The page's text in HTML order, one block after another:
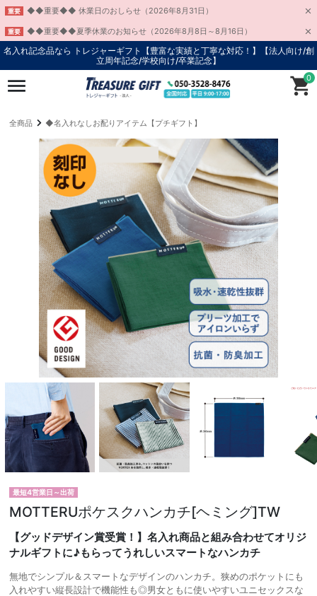
重要 ◆◆重要◆◆ 休業日のおしらせ（2026年8月31日）
重要
◆◆重要◆◆夏季休業のお知らせ（2026年8月8日～8月16日）
名入れ記念品なら トレジャーギフト【豊富な実績と丁寧な対応！】
【法人向け/創
立周年記念/学校向け/卒業記念】
0
全商品 ◆名入れなしお配りアイテム【プチギフト】
最短4営業日～出荷
MOTTERUポケスクハンカチ[ヘミング]TW
【グッドデザイン賞受賞！】名入れ商品と組み合わせてオリジ
ナルギフトに♪もらってうれしいスマートなハンカチ
無地でシンプル＆スマートなデザインのハンカチ。狭めのポケットにも
入れやすい縦長設計で機能性も◎男女ともに使いやすいユニセックスな